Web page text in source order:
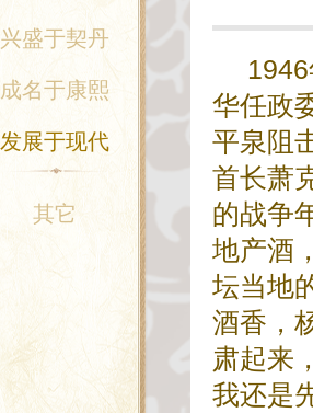
兴盛于契丹
成名于康熙
发展于现代
其它
华任政
平泉阻
首长萧
的战争
地产酒
坛当地
酒香，
肃起来
我还是